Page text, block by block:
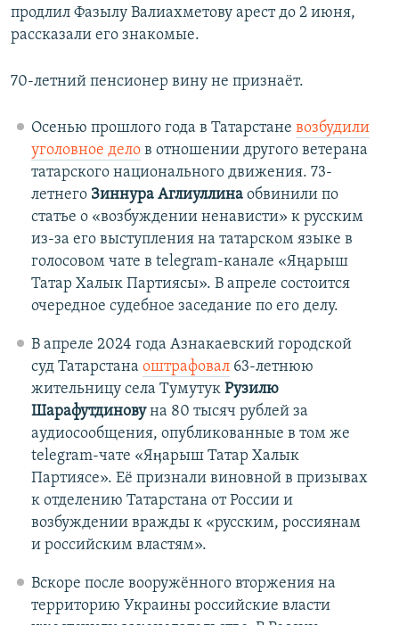
продлил Фазылу Валиахметову арест до 2 июня,
рассказали его знакомые.
70-летний пенсионер вину не признаёт.
Осенью прошлого года в Татарстане возбудили
уголовное делов отношении другого ветерана
татарского национального движения. 73-
летнего Зиннура Аглиуллинаобвинили по
статье о «возбуждении ненависти» к русским
из-за его выступления на татарском языке в
голосовом чате в telegram-канале «Яңарыш
Татар Халык Партиясы». В апреле состоится
очередное судебное заседание по его делу.
В апреле 2024 года Азнакаевский городской
суд Татарстана оштрафовал63-летнюю
жительницу села Тумутук Рузилю
Шарафутдиновуна 80 тысяч рублей за
аудиосообщения, опубликованные в том же
telegram-чате «Яӊарыш Татар Халык
Партиясе». Её признали виновной в призывах
к отделению Татарстана от России и
возбуждении вражды к «русским, россиянам
и российским властям».
Вскоре после вооружённого вторжения на
территорию Украины российские власти